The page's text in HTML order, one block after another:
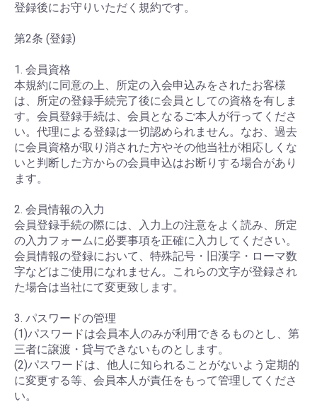
登録後にお守りいただく規約です。
第2条 (登録)
1. 会員資格
本規約に同意の上、所定の入会申込みをされたお客様
は、所定の登録手続完了後に会員としての資格を有しま
す。会員登録手続は、会員となるご本人が行ってくださ
い。代理による登録は一切認められません。なお、過去
に会員資格が取り消された方やその他当社が相応しくな
いと判断した方からの会員申込はお断りする場合があり
ます。
2. 会員情報の入力
会員登録手続の際には、入力上の注意をよく読み、所定
の入力フォームに必要事項を正確に入力してください。
会員情報の登録において、特殊記号・旧漢字・ローマ数
字などはご使用になれません。これらの文字が登録され
た場合は当社にて変更致します。
3. パスワードの管理
(1)パスワードは会員本人のみが利用できるものとし、第
三者に譲渡・貸与できないものとします。
(2)パスワードは、他人に知られることがないよう定期的
に変更する等、会員本人が責任をもって管理してくださ
い。